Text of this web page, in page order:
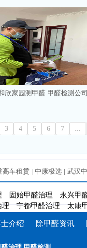
欣家园测甲醛 甲醛检测公司
3 4 5 6 7 ...
高车租赁 中康极选 武汉
固始甲醛治理 永兴甲
理 宁都甲醛治理 太康
介绍 除甲醛资讯